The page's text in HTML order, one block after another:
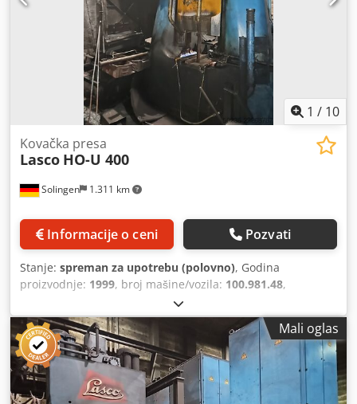
1 / 10
Solingen 1.311 km
Kovačka presa
Lasco HO-U 400
Informacije o ceni Pozvati
Stanje: spreman za upotrebu (polovno), Godina
proizvodnje: 1999, broj mašine/vozila: 100.981.48,
potpuno funkcionalan
kovačka čekićara (H1) Proizvođač: LASCO Dwjdpfxoziw Nxs
Afusa Tip: HO - U 400 SO Godina proizvodnje: 1999 Udarna
energija: 40 kJ Hod batića: 710 mm Masa batića: 3.000 kg
Temeljna konstrukcija mašine sa feder-damper
elementima, kovačka peć na gas, snaga 800 kW, zona
Mali oglas